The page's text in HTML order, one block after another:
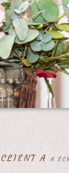
CLIENT A A